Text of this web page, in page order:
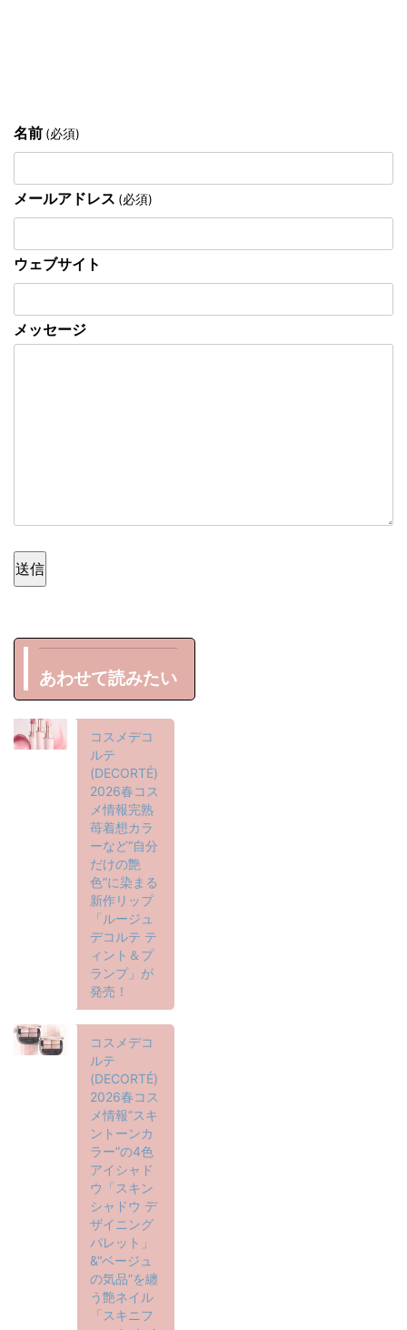
名前 (必須)
メールアドレス (必須)
ウェブサイト
メッセージ
送信
あわせて読みたい
コスメデコ
ルテ
(DECORTÉ)
2026春コス
メ情報完熟
苺着想カラ
ーなど“自分
だけの艶
色”に染まる
新作リップ
「ルージュ
デコルテ テ
ィント＆プ
ランプ」が
発売！
コスメデコ
ルテ
(DECORTÉ)
2026春コス
メ情報“スキ
ントーンカ
ラー”の4色
アイシャド
ウ「スキン
シャドウ デ
ザイニング
パレット」
&“ベージュ
の気品”を纏
う艶ネイル
「スキニフ